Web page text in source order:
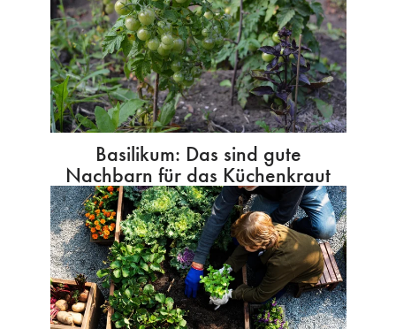
Basilikum: Das sind gute
Nachbarn für das Küchenkraut